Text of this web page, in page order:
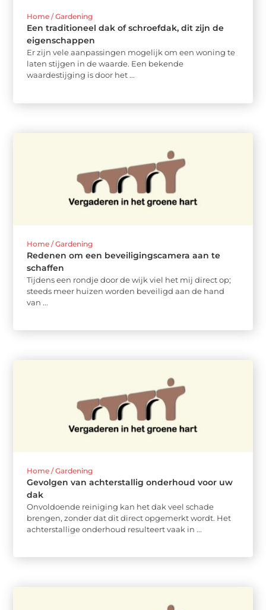
Home / Gardening
Een traditioneel dak of schroefdak, dit zijn de
eigenschappen
Er zijn vele aanpassingen mogelijk om een woning te
laten stijgen in de waarde. Een bekende
waardestijging is door het ...
Home / Gardening
Redenen om een beveiligingscamera aan te
schaffen
Tijdens een rondje door de wijk viel het mij direct op;
steeds meer huizen worden beveiligd aan de hand
van ...
Home / Gardening
Gevolgen van achterstallig onderhoud voor uw
dak
Onvoldoende reiniging kan het dak veel schade
brengen, zonder dat dit direct opgemerkt wordt. Het
achterstallige onderhoud resulteert vaak in ...